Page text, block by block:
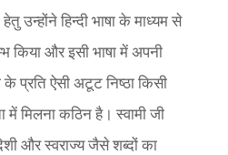
उन्होंने हिन्दी भाषा के माध्यम से
किया और इसी भाषा में अपनी
के प्रति ऐसी अटूट निष्ठा किसी
में मिलना कठिन है। स्वामी जी
और स्वराज्य जैसे शब्दों का